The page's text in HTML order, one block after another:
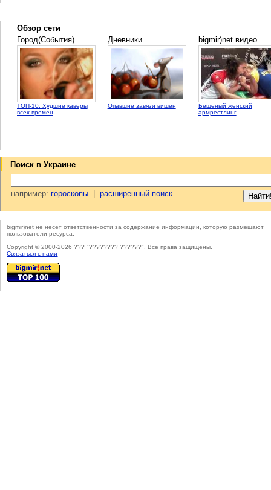
Обзор сети
Город(События)
ТОП-10: Худшие каверы
всех времен
Дневники
Опавшие завязи вишен
bigmir)net видео
Бешеный женский
армрестлинг
Поиск в Украине
например:гороскопы |расширенный поиск
bigmir)net не несет ответственности за содержание информации, которую размещают
пользователи ресурса.
Copyright © 2000-2026 ??? "???????? ??????". Все права защищены.
Cвязаться с нами